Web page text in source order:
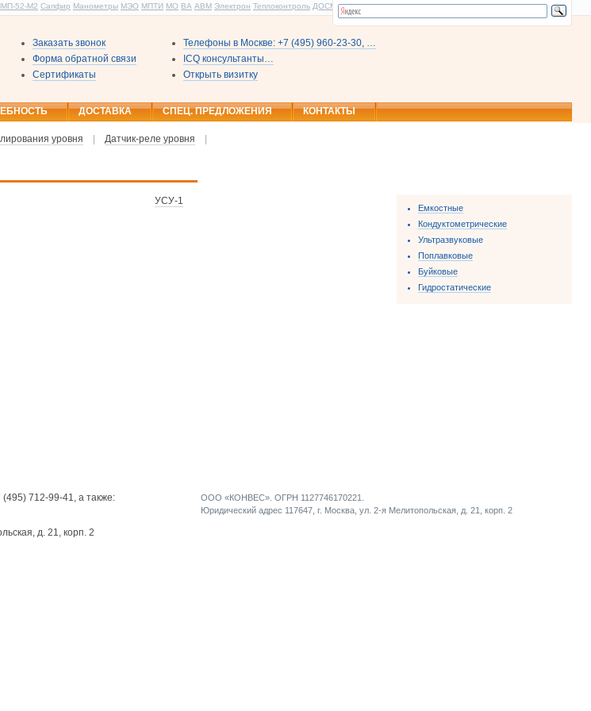
52-М2 Сапфир Манометры МЭО МПТИ МО ВА АВМ Электрон Теплоконтроль ДОСМ
Заказать звонок
Форма обратной связи
Сертификаты
Телефоны в Москве: +7 (495) 960-23-30, …
ICQ консультанты…
Открыть визитку
ДОСТАВКА СПЕЦ. ПРЕДЛОЖЕНИЯ КОНТАКТЫ
уровня Датчик-реле уровня
УСУ-1
Емкостные
Кондуктометрические
Ультразвуковые
Поплавковые
Буйковые
Гидростатические
(495) 712-99-41, а также:
д. 21, корп. 2
ООО «КОНВЕС». ОГРН 1127746170221.
Юридический адрес 117647, г. Москва, ул. 2-я Мелитопольская, д. 21, корп. 2